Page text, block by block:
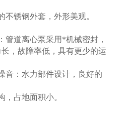
不锈钢外套，外形美观。
管道离心泵采用*机械密封，
，故障率低，具有更少的运
音：水力部件设计，良好的
。
，占地面积小。